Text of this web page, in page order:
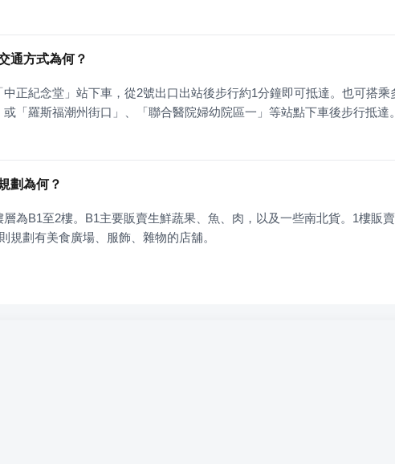
通方式為何？
正紀念堂」站下車，從2號出口出站後步行約1分鐘即可抵達。也可搭乘
「羅斯福潮州街口」、「聯合醫院婦幼院區一」等站點下車後步行抵達。
劃為何？
為B1至2樓。B1主要販賣生鮮蔬果、魚、肉，以及一些南北貨。1樓販
規劃有美食廣場、服飾、雜物的店舖。